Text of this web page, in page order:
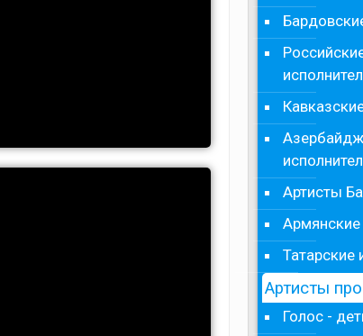
Артисты
Армянские
Татарские
Артисты
Голос -